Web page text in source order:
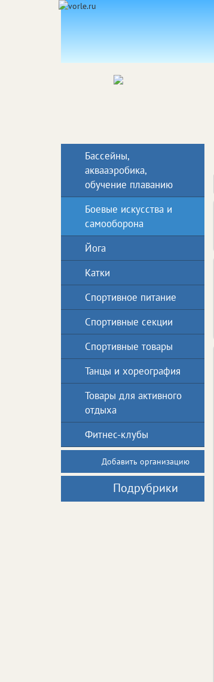
Бассейны,
аквааэробика,
обучение плаванию
Боевые искусства и
самооборона
Йога
Катки
Спортивное питание
Спортивные секции
Спортивные товары
Танцы и хореография
Товары для активного
отдыха
Фитнес-клубы
Добавить организацию
Подрубрики